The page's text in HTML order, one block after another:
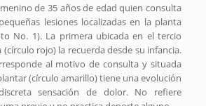
de 35 años de edad quien consulta
lesiones localizadas en la planta
No. 1). La primera ubicada en el tercio
rojo) la recuerda desde su infancia.
al motivo de consulta y situada
(círculo amarillo) tiene una evolución
sensación de dolor. No refiere